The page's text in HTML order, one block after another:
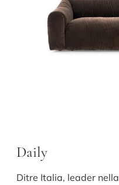
Daily
Ditre Italia, leader